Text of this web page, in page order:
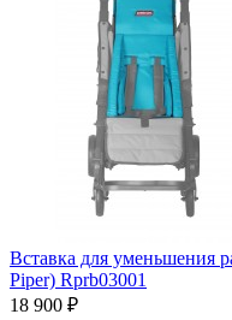
Вставка для уменьшения
Piper) Rprb03001
18 900 ₽